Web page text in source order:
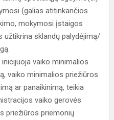
(galias atitinkančios
mokymosi įstaigos
užtikrina sklandų palydėjimą/
vaiko minimalios
vaiko minimalios priežiūros
ar panaikinimą, teikia
vaiko gerovės
priežiūros priemonių